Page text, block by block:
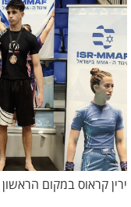
ירין קראוס במקום הראשון